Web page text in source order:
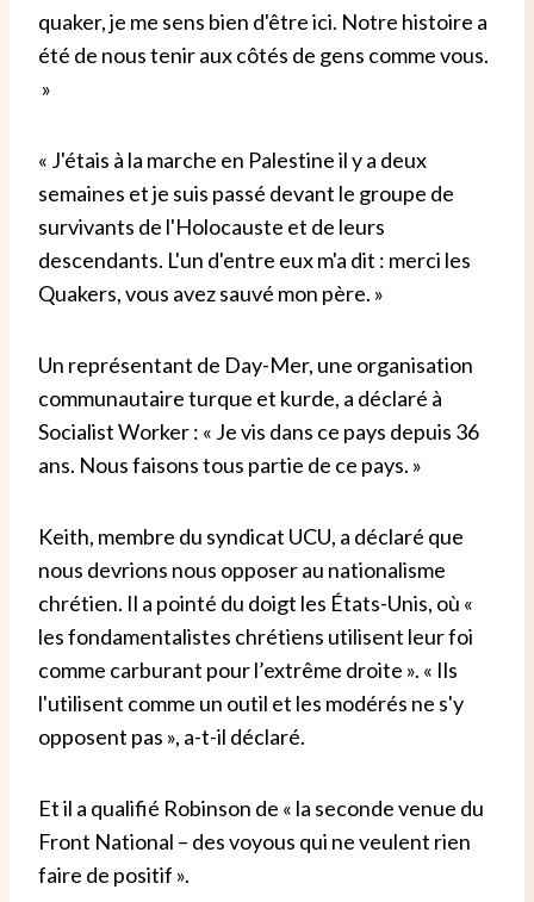
quaker, je me sens bien d'être ici. Notre histoire a
été de nous tenir aux côtés de gens comme vous.
»
« J'étais à la marche en Palestine il y a deux
semaines et je suis passé devant le groupe de
survivants de l'Holocauste et de leurs
descendants. L'un d'entre eux m'a dit : merci les
Quakers, vous avez sauvé mon père. »
Un représentant de Day-Mer, une organisation
communautaire turque et kurde, a déclaré à
Socialist Worker : « Je vis dans ce pays depuis 36
ans. Nous faisons tous partie de ce pays. »
Keith, membre du syndicat UCU, a déclaré que
nous devrions nous opposer au nationalisme
chrétien. Il a pointé du doigt les États-Unis, où «
les fondamentalistes chrétiens utilisent leur foi
comme carburant pour l’extrême droite ». « Ils
l'utilisent comme un outil et les modérés ne s'y
opposent pas », a-t-il déclaré.
Et il a qualifié Robinson de « la seconde venue du
Front National – des voyous qui ne veulent rien
faire de positif ».